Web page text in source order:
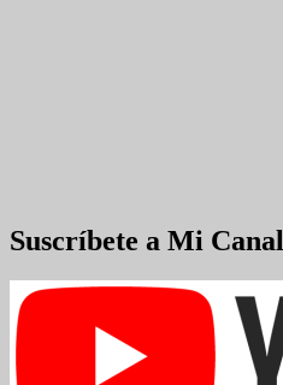
Suscríbete a Mi Canal